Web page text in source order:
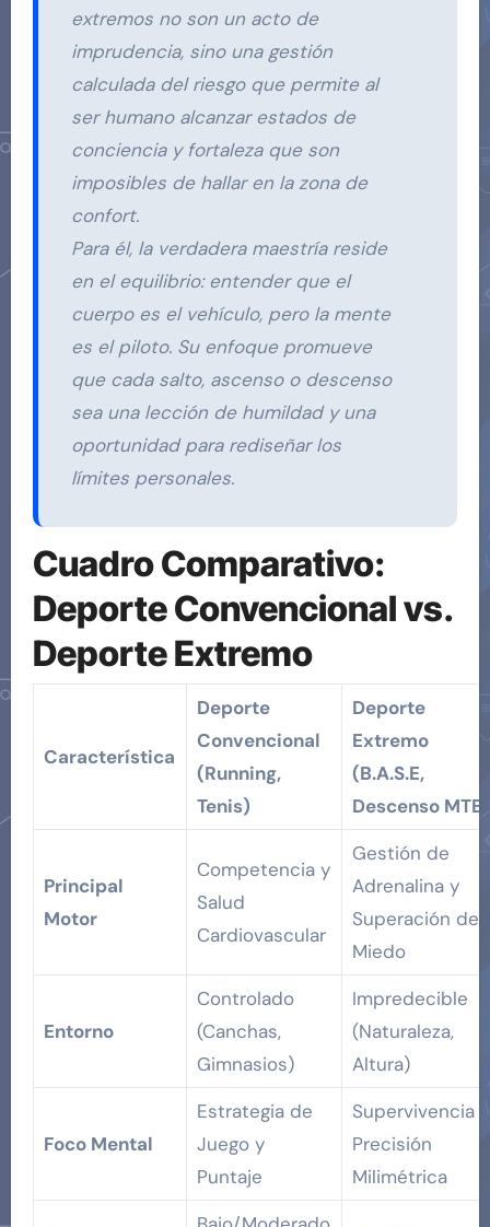
extremos no son un acto de
imprudencia, sino una gestión
calculada del riesgo que permite al
ser humano alcanzar estados de
conciencia y fortaleza que son
imposibles de hallar en la zona de
confort.
Para él, la verdadera maestría reside
en el equilibrio: entender que el
cuerpo es el vehículo, pero la mente
es el piloto. Su enfoque promueve
que cada salto, ascenso o descenso
sea una lección de humildad y una
oportunidad para rediseñar los
límites personales.
Cuadro Comparativo:
Deporte Convencional vs.
Deporte Extremo
Característica
Deporte
Convencional
(Running,
Tenis)
Deporte
Extremo
(B.A.S.E,
Descenso MTB)
Principal
Motor
Competencia y
Salud
Cardiovascular
Gestión de
Adrenalina y
Superación de
Miedo
Entorno
Controlado
(Canchas,
Gimnasios)
Impredecible
(Naturaleza,
Altura)
Foco Mental
Estrategia de
Juego y
Puntaje
Supervivencia y
Precisión
Milimétrica